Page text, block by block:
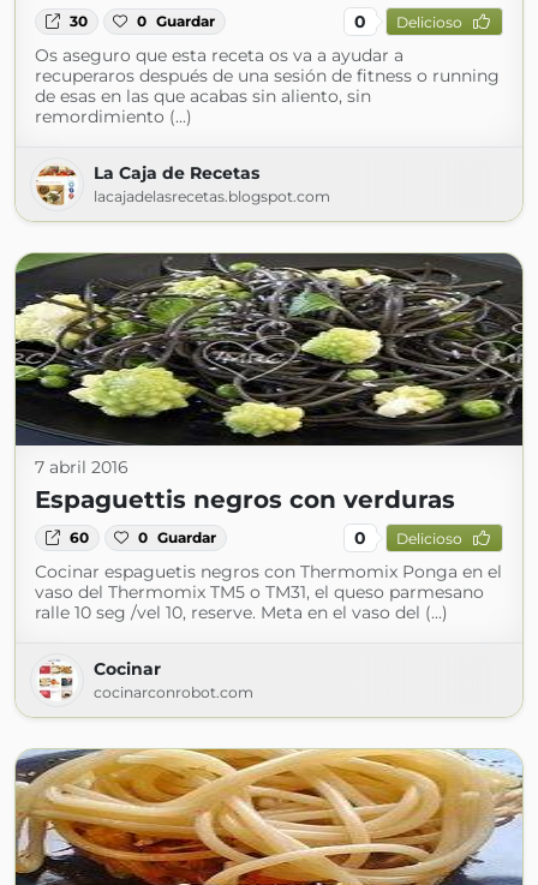
30 0 Guardar 0 Delicioso
Os aseguro que esta receta os va a ayudar a
recuperaros después de una sesión de fitness o running
de esas en las que acabas sin aliento, sin
remordimiento (...)
La Caja de Recetas
lacajadelasrecetas.blogspot.com
7 abril 2016
Espaguettis negros con verduras
60 0 Guardar 0 Delicioso
Cocinar espaguetis negros con Thermomix Ponga en el
vaso del Thermomix TM5 o TM31, el queso parmesano
ralle 10 seg /vel 10, reserve. Meta en el vaso del (...)
Cocinar
cocinarconrobot.com